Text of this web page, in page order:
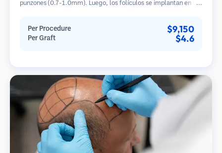
punzones (0.7-1.0mm). Luego, los folículos se implantan en las
en comparación con los métodos de extracción de tiras.
Per Procedure $9,150
Per Graft $4.6